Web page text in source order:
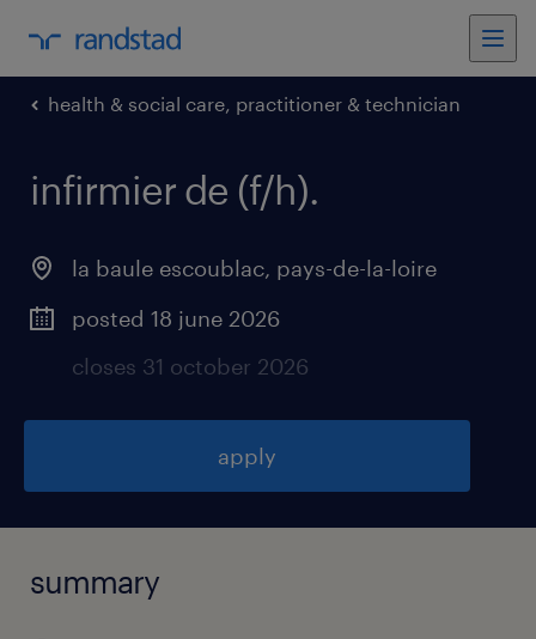
health & social care, practitioner & technician
infirmier de (f/h).
la baule escoublac, pays-de-la-loire
posted 18 june 2026
closes 31 october 2026
apply
summary